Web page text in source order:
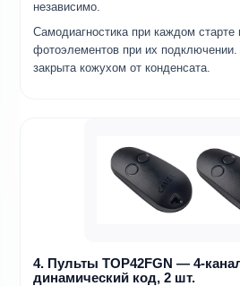
независимо.
Самодиагностика при каждом старте
фотоэлементов при их
закрыта кожухом от конденсата.
4. Пульты TOP42FGN — 4-
динамический код, 2 шт.